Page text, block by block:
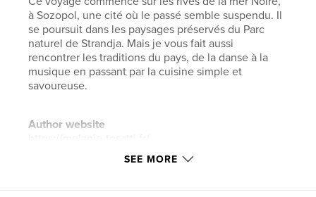
à Sozopol, une cité où le passé semble suspendu. Il
se poursuit dans les paysages préservés du Parc
naturel de Strandja. Mais je vous fait aussi
rencontrer les traditions du pays, de la danse à la
musique en passant par la cuisine simple et
savoureuse.
Author website
SEE MORE